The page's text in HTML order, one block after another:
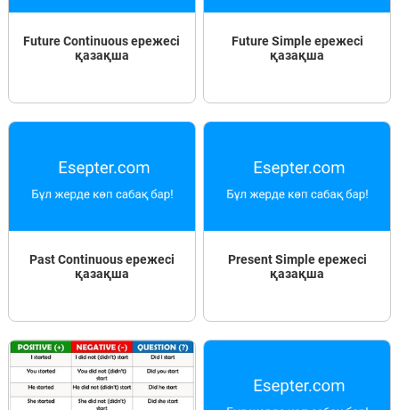
Future Continuous ережесі
қазақша
Future Simple ережесі
қазақша
Past Continuous ережесі
қазақша
Present Simple ережесі
қазақша